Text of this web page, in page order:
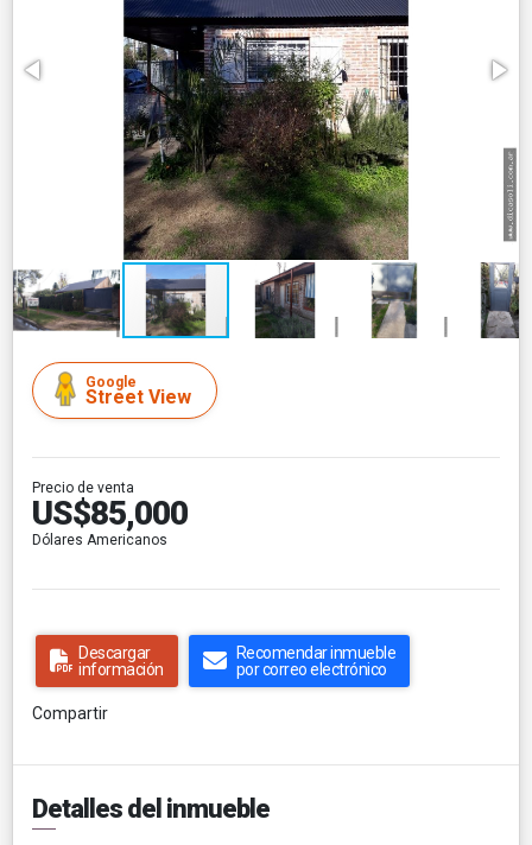
Google
Street View
Precio de venta
US$85,000
Dólares Americanos
Descargar
información
Recomendar inmueble
por correo electrónico
Compartir
Detalles del inmueble